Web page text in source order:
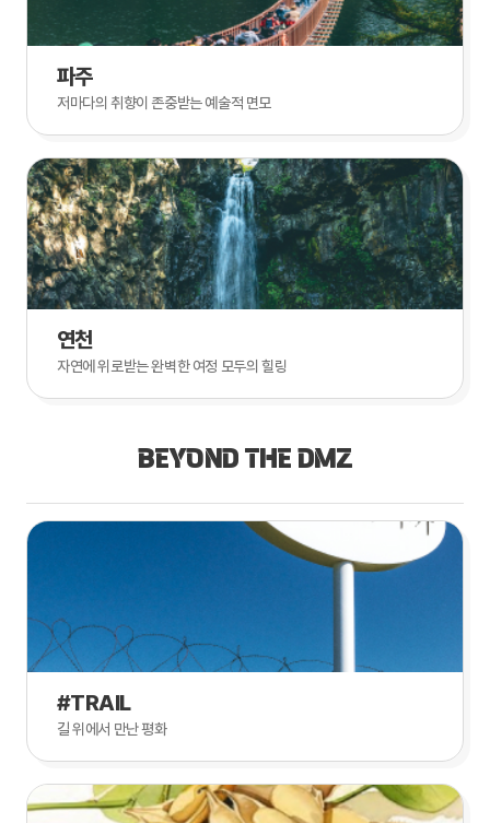
파주
저마다의 취향이 존중받는 예술적 면모
연천
자연에 위로받는 완벽한 여정 모두의 힐링
BEYOND THE DMZ
#TRAIL
길 위에서 만난 평화